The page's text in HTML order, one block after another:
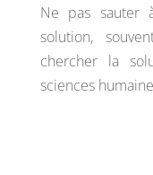
Ne pas sauter
solution,
chercher la
sciences